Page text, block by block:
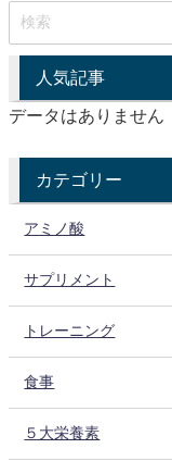
人気記事
データはありません
カテゴリー
アミノ酸
サプリメント
トレーニング
食事
５大栄養素